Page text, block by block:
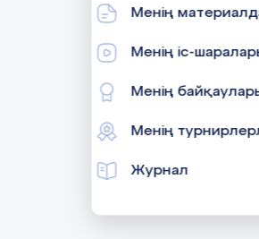
Менің
Менің іс-
Менің
Менің
Журнал